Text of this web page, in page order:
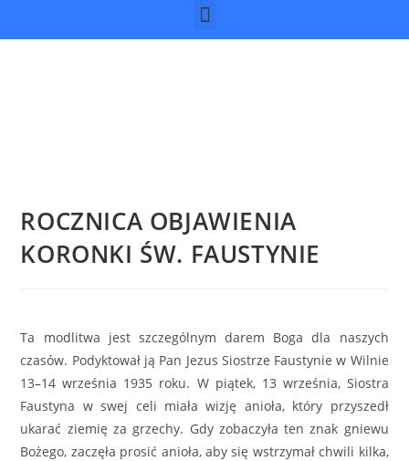
ROCZNICA OBJAWIENIA
KORONKI ŚW. FAUSTYNIE
Ta modlitwa jest szczególnym darem Boga dla naszych
czasów. Podyktował ją Pan Jezus Siostrze Faustynie w Wilnie
13–14 września 1935 roku. W piątek, 13 września, Siostra
Faustyna w swej celi miała wizję anioła, który przyszedł
ukarać ziemię za grzechy. Gdy zobaczyła ten znak gniewu
Bożego, zaczęła prosić anioła, aby się wstrzymał chwili kilka,